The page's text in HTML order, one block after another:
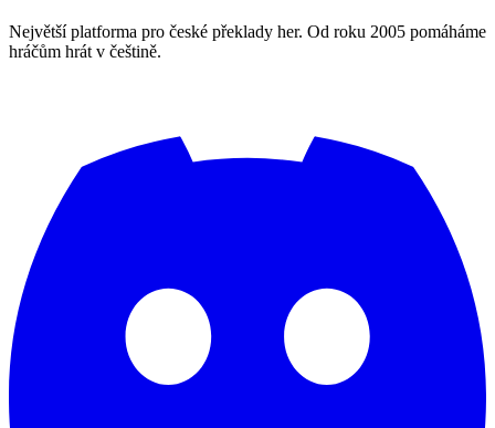
Největší platforma pro české překlady her. Od roku 2005 pomáháme
hráčům hrát v češtině.